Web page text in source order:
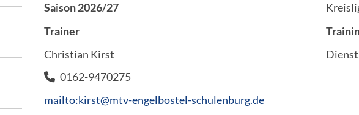
Saison 2026/27
Trainer
Christian Kirst
0162-9470275
mailto:kirst@mtv-engelbostel-schulenburg.de